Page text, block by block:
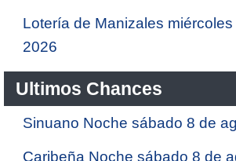
Lotería de Manizales
2026
Ultimos Chances
Sinuano Noche sábado 8 de
Caribeña Noche sábado 8 de